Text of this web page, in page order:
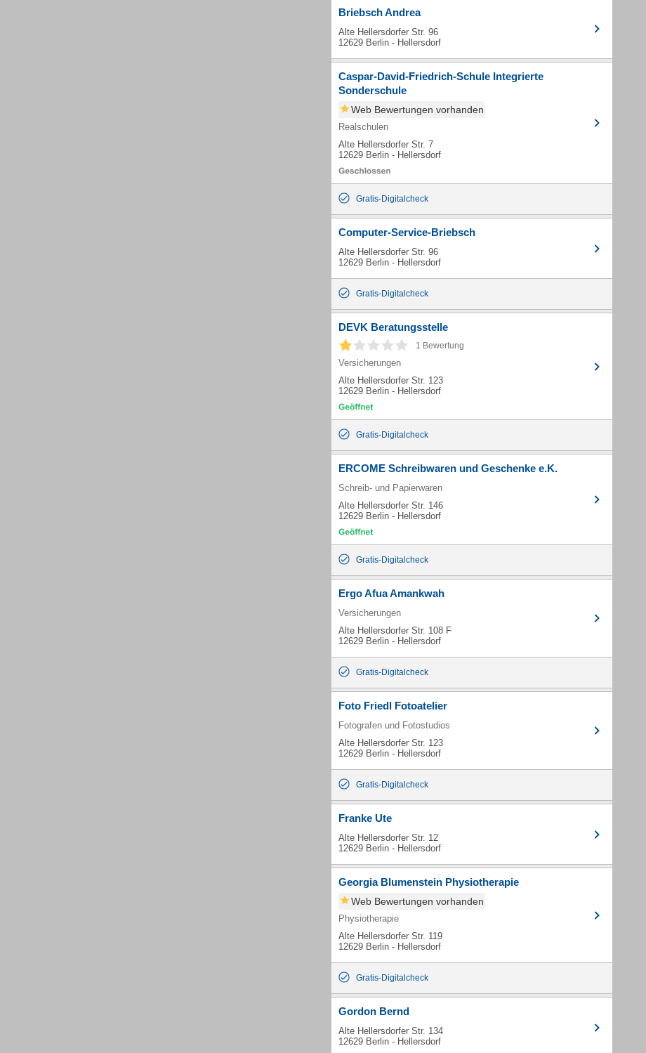
Briebsch Andrea
Alte Hellersdorfer Str. 96
12629 Berlin - Hellersdorf
Caspar-David-Friedrich-Schule Integrierte
Sonderschule
Web Bewertungen vorhanden
Realschulen
Alte Hellersdorfer Str. 7
12629 Berlin - Hellersdorf
Gratis-Digitalcheck
Computer-Service-Briebsch
Alte Hellersdorfer Str. 96
12629 Berlin - Hellersdorf
Gratis-Digitalcheck
DEVK Beratungsstelle
1 Bewertung
Versicherungen
Alte Hellersdorfer Str. 123
12629 Berlin - Hellersdorf
Gratis-Digitalcheck
ERCOME Schreibwaren und Geschenke e.K.
Schreib- und Papierwaren
Alte Hellersdorfer Str. 146
12629 Berlin - Hellersdorf
Gratis-Digitalcheck
Ergo Afua Amankwah
Versicherungen
Alte Hellersdorfer Str. 108 F
12629 Berlin - Hellersdorf
Gratis-Digitalcheck
Foto Friedl Fotoatelier
Fotografen und Fotostudios
Alte Hellersdorfer Str. 123
12629 Berlin - Hellersdorf
Gratis-Digitalcheck
Franke Ute
Alte Hellersdorfer Str. 12
12629 Berlin - Hellersdorf
Georgia Blumenstein Physiotherapie
Web Bewertungen vorhanden
Physiotherapie
Alte Hellersdorfer Str. 119
12629 Berlin - Hellersdorf
Gratis-Digitalcheck
Gordon Bernd
Alte Hellersdorfer Str. 134
12629 Berlin - Hellersdorf